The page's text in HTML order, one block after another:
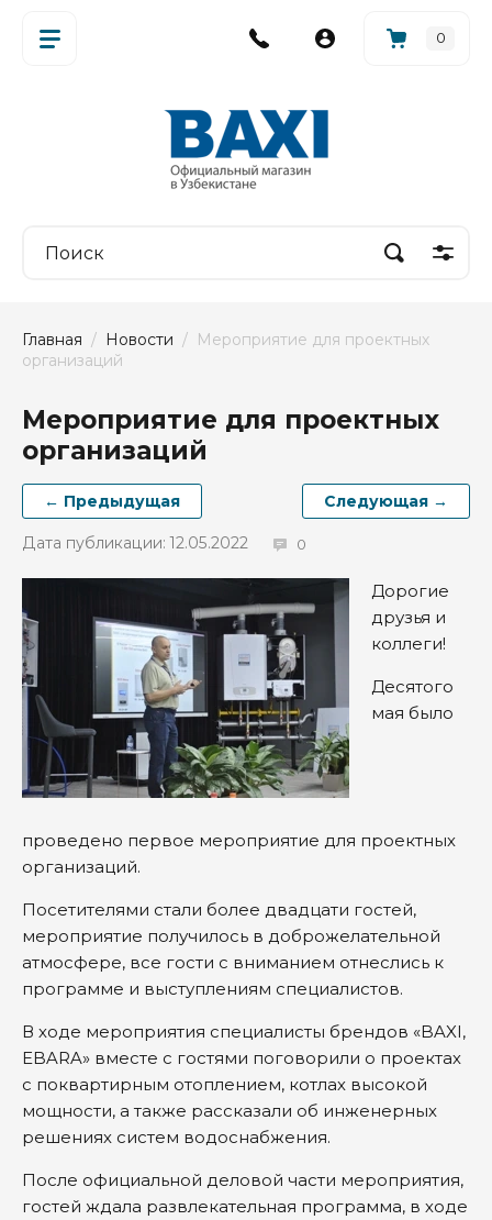
0
Главная / Новости /  Мероприятие для проектных
организаций
Мероприятие для проектных
организаций
← Предыдущая Следующая →
Дата публикации: 12.05.2022 0
Дорогие
друзья и
коллеги!
Десятого
мая было
проведено первое мероприятие для проектных
организаций.
Посетителями стали более двадцати гостей,
мероприятие получилось в доброжелательной
атмосфере, все гости с вниманием отнеслись к
программе и выступлениям специалистов.
В ходе мероприятия специалисты брендов «BAXI,
EBARA» вместе с гостями поговорили о проектах
с поквартирным отоплением, котлах высокой
мощности, а также рассказали об инженерных
решениях систем водоснабжения.
После официальной деловой части мероприятия,
гостей ждала развлекательная программа, в ходе